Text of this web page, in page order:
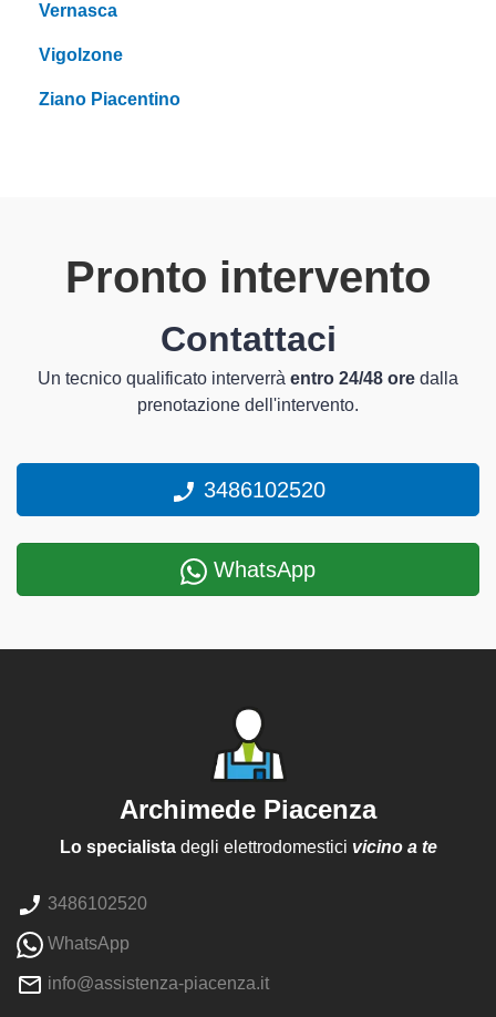
Vernasca
Vigolzone
Ziano Piacentino
Pronto intervento
Contattaci
Un tecnico qualificato interverrà entro 24/48 ore dalla
prenotazione dell'intervento.
3486102520
WhatsApp
Archimede Piacenza
Lo specialistadegli elettrodomestici vicino a te
3486102520
WhatsApp
info@assistenza-piacenza.it